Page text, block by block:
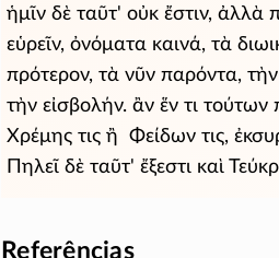
ἡμῖν δὲ ταῦτ' οὐκ ἔστιν, ἀλλὰ
εὑρεῖν, ὀνόματα καινά, τὰ
πρότερον, τὰ νῦν παρόντα,
τὴν εἰσβολήν. ἂν ἕν τι τούτων
Χρέμης τις ἢ Φείδων τις,
Πηλεῖ δὲ ταῦτ' ἔξεστι καὶ
Referências